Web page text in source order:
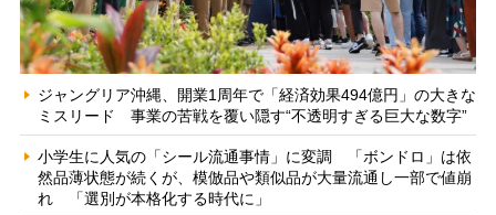
ジャングリア沖縄、開業1周年で「経済効果494億円」の大きな
ミスリード 事業の苦戦を覆い隠す“不透明すぎる巨大な数字”
小学生に人気の「シール流通事情」に変調 「ボンドロ」は依
然品薄状態が続くが、模倣品や類似品が大量流通し一部で値崩
れ 「選別が本格化する時代に」